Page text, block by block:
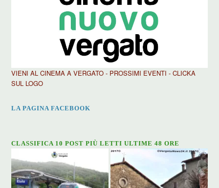
VIENI AL CINEMA A VERGATO - PROSSIMI EVENTI - CLICKA
SUL LOGO
LA PAGINA FACEBOOK
CLASSIFICA 10 POST PIÙ LETTI ULTIME 48 ORE